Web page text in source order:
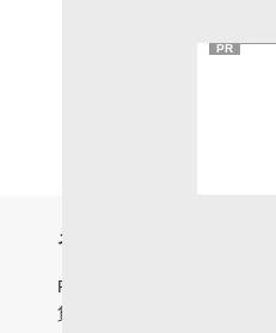
PR
ネット証券の楽天証券に
FXや投資信託など、豊富な
貨建てMMFやFX、海外ETF